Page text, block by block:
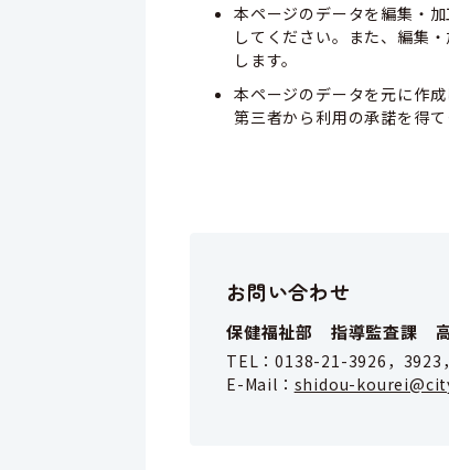
本ページのデータを編集・
してください。また、編集
します。
本ページのデータを元に作
第三者から利用の承諾を得て
お問い合わせ
保健福祉部 指導監査課
TEL：0138-21-3926，3923
E-Mail： shidou-